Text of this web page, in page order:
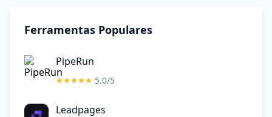
Ferramentas Populares
PipeRun
5.0/5
Leadpages